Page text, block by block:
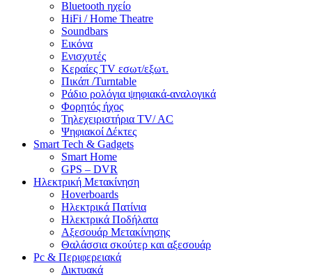
Bluetooth ηχείο
HiFi / Home Theatre
Soundbars
Εικόνα
Ενισχυτές
Κεραίες TV εσωτ/εξωτ.
Πικάπ /Turntable
Ράδιο ρολόγια ψηφιακά-αναλογικά
Φορητός ήχος
Τηλεχειριστήρια TV/ AC
Ψηφιακοί Δέκτες
Smart Tech & Gadgets
Smart Home
GPS – DVR
Ηλεκτρική Μετακίνηση
Hoverboards
Ηλεκτρικά Πατίνια
Ηλεκτρικά Ποδήλατα
Αξεσουάρ Μετακίνησης
Θαλάσσια σκούτερ και αξεσουάρ
Pc & Περιφερειακά
Δικτυακά